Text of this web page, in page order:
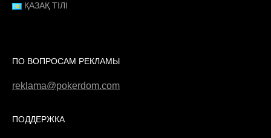
ҚАЗАҚ ТІЛІ
ПО ВОПРОСАМ РЕКЛАМЫ
reklama@pokerdom.com
ПОДДЕРЖКА